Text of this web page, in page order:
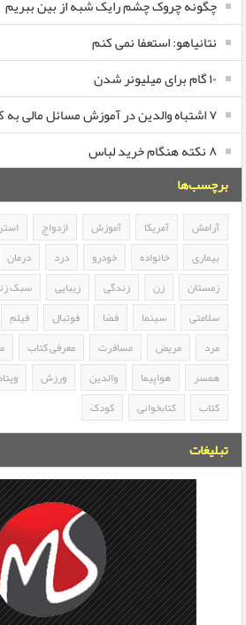
چگونه چروک چشم رایک شبه از بین ببریم
نتانیاهو: استعفا نمی کنم
۱۰ گام برای میلیونر شدن
۷ اشتباه والدین در آموزش مسائل مالی به کودکان
۸ نکته هنگام خرید لباس
برچسب‌ها
آرامش آمریکا آموزش ازدواج
بیماری
خانواده خودرو درد درمان
زمستان
زن زندگی زیبایی سبک
سلامتی
سینما فضا فوتبال فیلم
مرد
مریض مسافرت معرفی کتاب
همسر
هواپیما والدین ورزش
کتاب
کتابخوانی کودک
تبلیغات